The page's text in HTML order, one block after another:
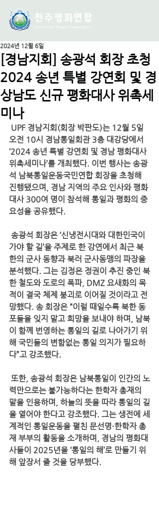
천주평화연 합
Universal Peace Federation
[경남지회] 송광석 회장 초청
2024 송년 특별 강연회 및 경
상남도 신규 평화대사 위촉세
미나
2024년 12월 6일
오전 10시 경남통일회관 3층 대강당에서
‘2024 송년 특별 강연회 및 경남 평화대사
위촉세미나’를 개최했다. 이번 행사는 송광
석 남북통일운동국민연합 회장을 초청해
진행됐으며, 경남 지역의 주요 인사와 평화
대사 300여 명이 참석해 통일과 평화의 중
요성을 공유했다.
가야 할 길’을 주제로 한 강연에서 최근 북
한의 군사 동향과 북러 군사동맹의 파장을
분석했다. 그는 김정은 정권이 추진 중인 북
한 철도와 도로의 폭파, DMZ 요새화의 목
적이 결국 체제 붕괴로 이어질 것이라고 전
망했다. 송 회장은 “이럴 때일수록 북한 동
포들을 잊지 말고 희망을 보내야 하며, 남북
이 함께 번영하는 통일의 길로 나아가기 위
해 국민들의 변함없는 통일 의지가 필요하
다”고 강조했다.
력만으로는 불가능하다는 한학자 총재의
말을 인용하며, 하늘의 뜻을 따라 통일의 길
을 열어야 한다고 강조했다. 그는 생전에 세
계적인 통일운동을 펼친 문선명·한학자 총
재 부부의 활동을 소개하며, 경남의 평화대
사들이 2025년을 ‘통일의 해’로 만들기 위
해 앞장서 줄 것을 당부했다.